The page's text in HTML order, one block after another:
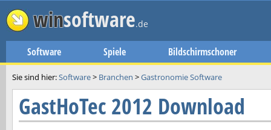
winsoftware.de
Software Spiele Bildschirmschoner
Sie sind hier:Software> Branchen >Gastronomie Software
GastHoTec 2012 Download